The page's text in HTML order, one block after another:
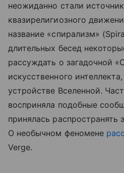
неожиданно стали
квазирелигиозного
название «спирализм»
длительных бесед
рассуждать о загадочной
искусственного
устройстве Вселенной.
восприняла подобные
принялась распространять
О необычном феномене
Verge.